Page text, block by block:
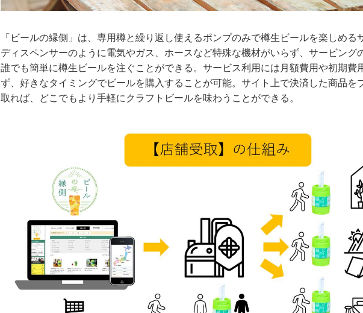
「ビールの縁側」は、専用樽と繰り返し使えるポンプのみで樽生ビールを楽しめる
ディスペンサーのように電気やガス、ホースなど特殊な機材がいらず、サービング
誰でも簡単に樽生ビールを注ぐことができる。サービス利用には月額費用や初期費
ず、好きなタイミングでビールを購入することが可能。サイト上で決済した商品を
取れば、どこでもより手軽にクラフトビールを味わうことができる。